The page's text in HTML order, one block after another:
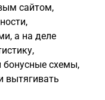
сайтом,
а на деле
бонусные схемы,
вытягивать